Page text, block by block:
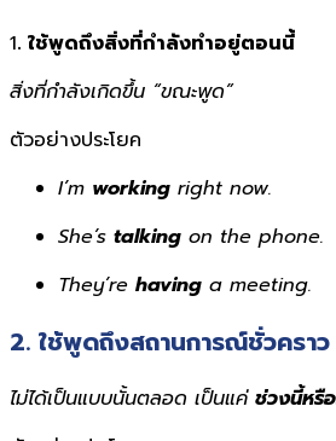
1. ใช้พูดถึงสิ่งที่กำลังทำอยู่ตอนนี้
สิ่งที่กำลังเกิดขึ้น “ขณะพูด”
ตัวอย่างประโยค
I’m working right now.
She’s talking on the phone.
They’re having a meeting.
2. ใช้พูดถึงสถานการณ์ชั่วคราว
ไม่ได้เป็นแบบนั้นตลอด เป็นแค่ ช่วงนี้หรื